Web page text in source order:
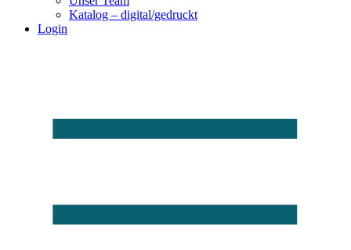
Katalog – digital/gedruckt
Login